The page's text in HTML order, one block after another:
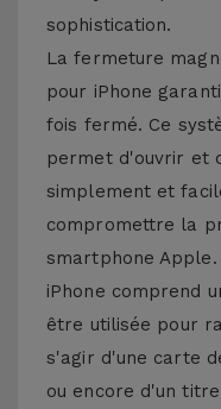
sophistication.
La fermeture
pour iPhone
fois fermé. Ce
permet d'ouvrir et
simplement et
compromettre la
smartphone
iPhone comprend
être utilisée pour
s'agir d'une carte
ou encore d'un